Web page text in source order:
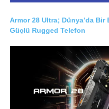
Armor 28 Ultra; Dünya’da
Güçlü Rugged Telefon